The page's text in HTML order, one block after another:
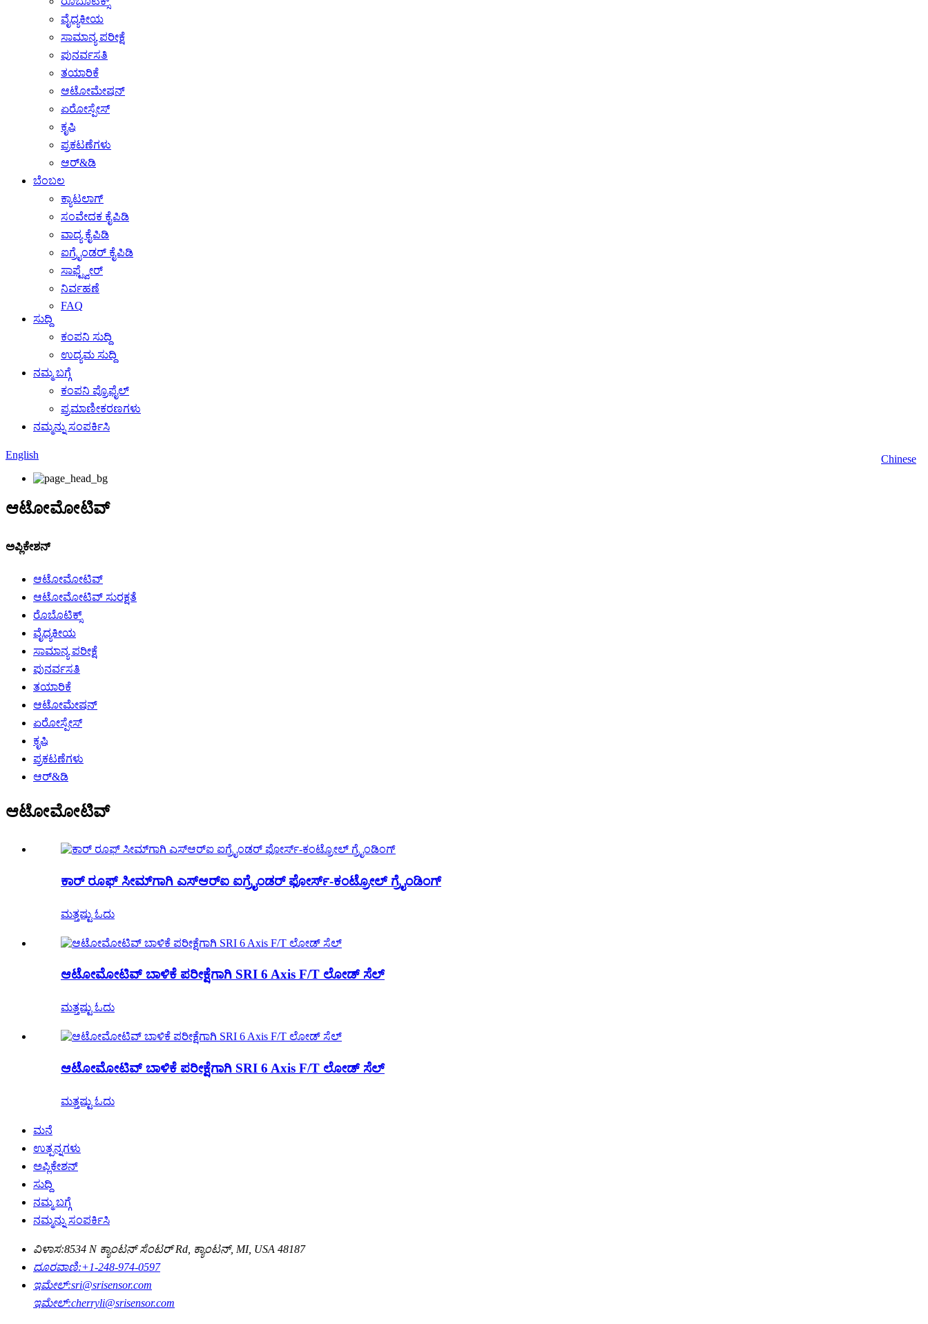
ವೈದ್ಯಕೀಯ
ಸಾಮಾನ್ಯ ಪರೀಕ್ಷೆ
ಪುನರ್ವಸತಿ
ತಯಾರಿಕೆ
ಆಟೋಮೇಷನ್
ಏರೋಸ್ಪೇಸ್
ಕೃಷಿ
ಪ್ರಕಟಣೆಗಳು
ಆರ್&ಡಿ
ಬೆಂಬಲ
ಕ್ಯಾಟಲಾಗ್
ಸಂವೇದಕ ಕೈಪಿಡಿ
ವಾದ್ಯ ಕೈಪಿಡಿ
ಐಗ್ರೈಂಡರ್ ಕೈಪಿಡಿ
ಸಾಫ್ಟ್ವೇರ್
ನಿರ್ವಹಣೆ
FAQ
ಸುದ್ದಿ
ಕಂಪನಿ ಸುದ್ದಿ
ಉದ್ಯಮ ಸುದ್ದಿ
ನಮ್ಮ ಬಗ್ಗೆ
ಕಂಪನಿ ಪ್ರೊಫೈಲ್
ಪ್ರಮಾಣೀಕರಣಗಳು
ನಮ್ಮನ್ನು ಸಂಪರ್ಕಿಸಿ
Chinese
English
ಆಟೋಮೋಟಿವ್
ಅಪ್ಲಿಕೇಶನ್
ಆಟೋಮೋಟಿವ್
ಆಟೋಮೋಟಿವ್ ಸುರಕ್ಷತೆ
ರೊಬೊಟಿಕ್ಸ್
ವೈದ್ಯಕೀಯ
ಸಾಮಾನ್ಯ ಪರೀಕ್ಷೆ
ಪುನರ್ವಸತಿ
ತಯಾರಿಕೆ
ಆಟೋಮೇಷನ್
ಏರೋಸ್ಪೇಸ್
ಕೃಷಿ
ಪ್ರಕಟಣೆಗಳು
ಆರ್&ಡಿ
ಆಟೋಮೋಟಿವ್
ಕಾರ್ ರೂಫ್ ಸೀಮ್‌ಗಾಗಿ ಎಸ್‌ಆರ್‌ಐ ಐಗ್ರೈಂಡರ್ ಫೋರ್ಸ್-ಕಂಟ್ರೋಲ್ ಗ್ರೈಂಡಿಂಗ್
ಮತ್ತಷ್ಟು ಓದು
ಆಟೋಮೋಟಿವ್ ಬಾಳಿಕೆ ಪರೀಕ್ಷೆಗಾಗಿ SRI 6 Axis F/T ಲೋಡ್ ಸೆಲ್
ಮತ್ತಷ್ಟು ಓದು
ಆಟೋಮೋಟಿವ್ ಬಾಳಿಕೆ ಪರೀಕ್ಷೆಗಾಗಿ SRI 6 Axis F/T ಲೋಡ್ ಸೆಲ್
ಮತ್ತಷ್ಟು ಓದು
ಮನೆ
ಉತ್ಪನ್ನಗಳು
ಅಪ್ಲಿಕೇಶನ್
ಸುದ್ದಿ
ನಮ್ಮ ಬಗ್ಗೆ
ನಮ್ಮನ್ನು ಸಂಪರ್ಕಿಸಿ
ವಿಳಾಸ:8534 N ಕ್ಯಾಂಟನ್ ಸೆಂಟರ್ Rd, ಕ್ಯಾಂಟನ್, MI, USA 48187
ದೂರವಾಣಿ:+1-248-974-0597
ಇಮೇಲ್:sri@srisensor.com
ಇಮೇಲ್:cherryli@srisensor.com